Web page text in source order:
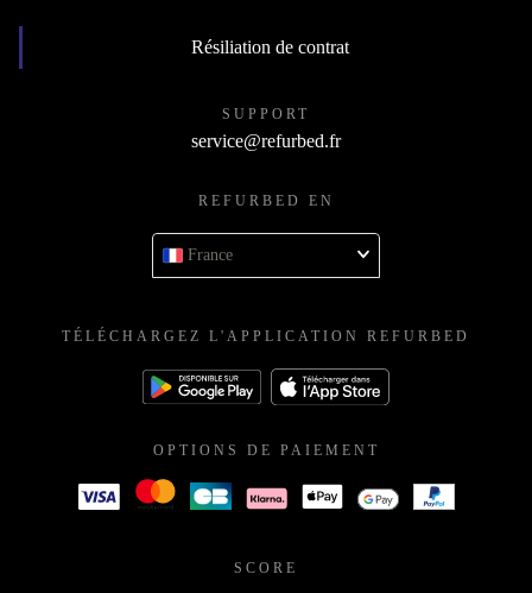
Résiliation de contrat
SUPPORT
service@refurbed.fr
REFURBED EN
France
TÉLÉCHARGEZ L'APPLICATION REFURBED
OPTIONS DE PAIEMENT
SCORE